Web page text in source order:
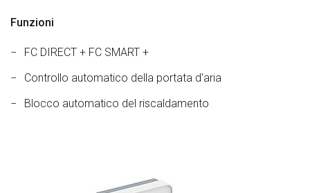
Funzioni
FC DIRECT + FC SMART +
Controllo automatico della portata d'aria
Blocco automatico del riscaldamento